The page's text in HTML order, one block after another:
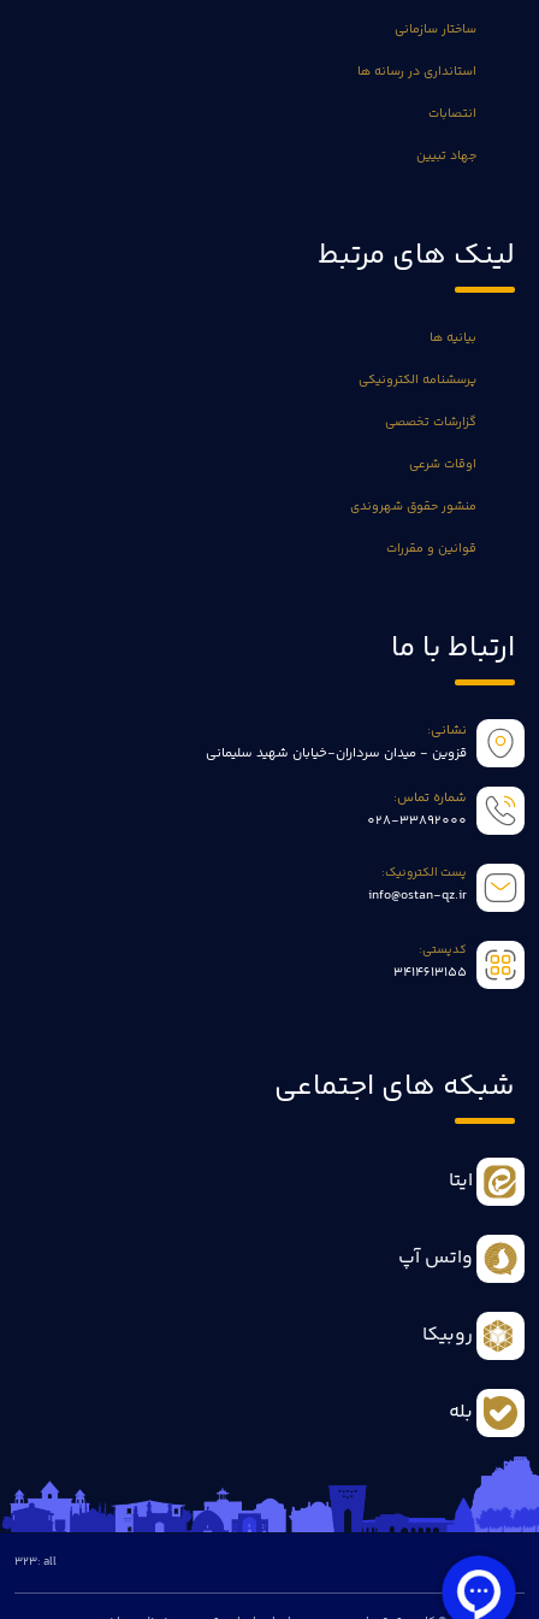
ساختار سازمانی
استانداری در رسانه ها
انتصابات
جهاد تبیین
لینک های مرتبط
بیانیه ها
پرسشنامه الکترونیکی
گزارشات تخصصی
اوقات شرعی
منشور حقوق شهروندی
قوانین و مقررات
ارتباط با ما
نشانی:
قزوین - میدان سرداران-خیابان شهید سلیمانی
شماره تماس:
028-33892000
پست الکترونیک:
info@ostan-qz.ir
کدپستی:
3414613155
شبکه های اجتماعی
ایتا
واتس آپ
روبیکا
بله
all :
323